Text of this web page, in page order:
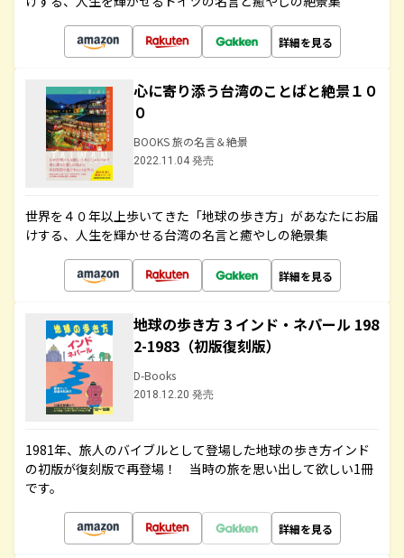
詳細を見る
心に寄り添う台湾のことばと絶景１０
０
BOOKS 旅の名言＆絶景
2022.11.04 発売
世界を４０年以上歩いてきた「地球の歩き方」があなたにお届
けする、人生を輝かせる台湾の名言と癒やしの絶景集
詳細を見る
地球の歩き方 3 インド・ネパール 198
2-1983（初版復刻版）
D-Books
2018.12.20 発売
1981年、旅人のバイブルとして登場した地球の歩き方インド
の初版が復刻版で再登場！ 当時の旅を思い出して欲しい1冊
です。
詳細を見る